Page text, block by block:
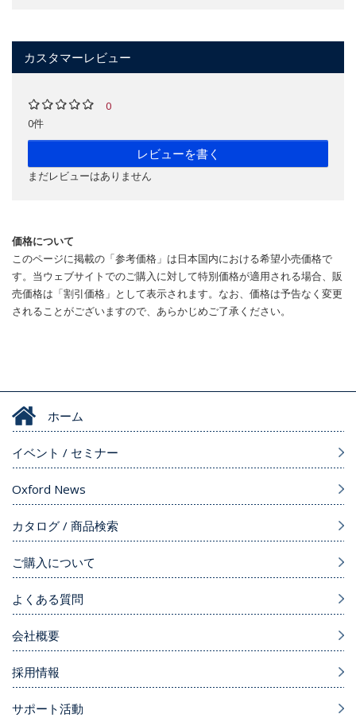
カスタマーレビュー
0
0件
レビューを書く
まだレビューはありません
価格について
このページに掲載の「参考価格」は日本国内における希望小売価格で
す。当ウェブサイトでのご購入に対して特別価格が適用される場合、販
売価格は「割引価格」として表示されます。なお、価格は予告なく変更
されることがございますので、あらかじめご了承ください。
ホーム
イベント / セミナー
Oxford News
カタログ / 商品検索
ご購入について
よくある質問
会社概要
採用情報
サポート活動